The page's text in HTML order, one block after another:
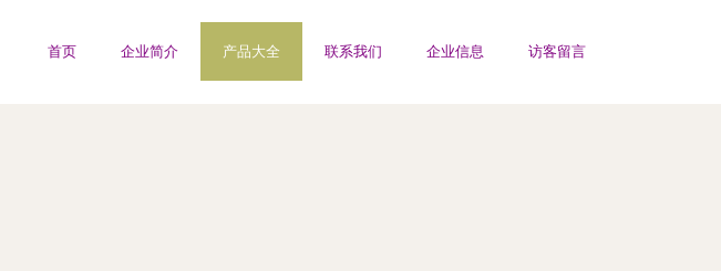
首页 企业简介 产品大全 联系我们 企业信息 访客留言